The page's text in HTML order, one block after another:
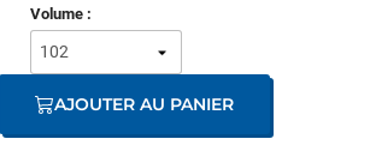
Volume :
AJOUTER AU PANIER